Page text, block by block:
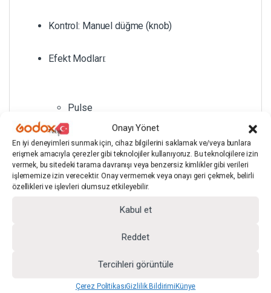
Onayı Yönet
En iyi deneyimleri sunmak için, cihaz bilgilerini saklamak ve/veya bunlara
erişmek amacıyla çerezler gibi teknolojiler kullanıyoruz. Bu teknolojilere izin
vermek, bu sitedeki tarama davranışı veya benzersiz kimlikler gibi verileri
işlememize izin verecektir. Onay vermemek veya onayı geri çekmek, belirli
özellikleri ve işlevleri olumsuz etkileyebilir.
Kabul et
Reddet
Tercihleri görüntüle
Çerez PolitikasıGizlilik BildirimiKünye
Kontrol: Manuel düğme (knob)
Efekt Modları:
Pulse
Nefes (Breath)
Paparazzi